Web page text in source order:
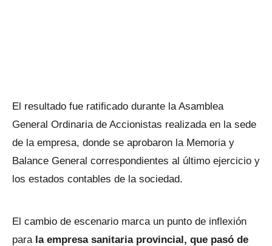
El resultado fue ratificado durante la Asamblea
General Ordinaria de Accionistas realizada en la sede
de la empresa, donde se aprobaron la Memoria y
Balance General correspondientes al último ejercicio y
los estados contables de la sociedad.
El cambio de escenario marca un punto de inflexión
para la empresa sanitaria provincial, que pasó de